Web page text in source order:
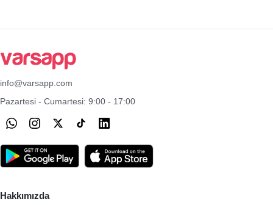
info@varsapp.com
Pazartesi - Cumartesi: 9:00 - 17:00
Hakkımızda